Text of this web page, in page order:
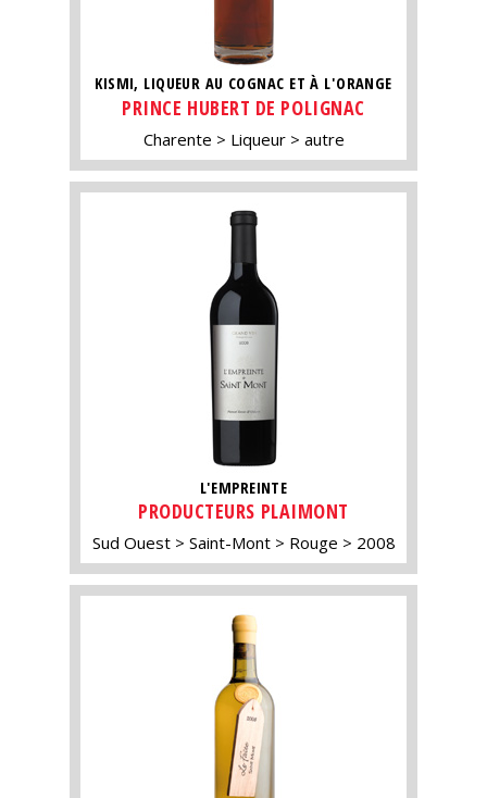
KISMI, LIQUEUR AU COGNAC ET À L'ORANGE
PRINCE HUBERT DE POLIGNAC
Charente Liqueur autre
L'EMPREINTE
PRODUCTEURS PLAIMONT
Sud Ouest Saint-Mont Rouge 2008